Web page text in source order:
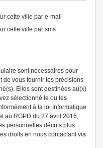
cette ville par e-mail
cette ville par sms
sont nécessaires pour
de vous fournir les précisions
Elles sont destinées au(x)
sélectionné le ou les
à la loi Informatique
au RGPD du 27 avril 2016,
personnelles décrits plus
droits en nous contactant via